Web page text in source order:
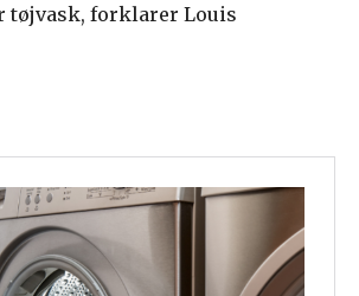
tøjvask, forklarer Louis